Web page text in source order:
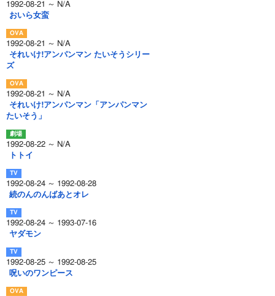
1992-08-21 ～ N/A
おいら女蛮
1992-08-21 ～ N/A
それいけ!アンパンマン たいそうシリー
ズ
1992-08-21 ～ N/A
それいけ!アンパンマン「アンパンマン
たいそう」
1992-08-22 ～ N/A
トトイ
1992-08-24 ～ 1992-08-28
続のんのんばあとオレ
1992-08-24 ～ 1993-07-16
ヤダモン
1992-08-25 ～ 1992-08-25
呪いのワンピース